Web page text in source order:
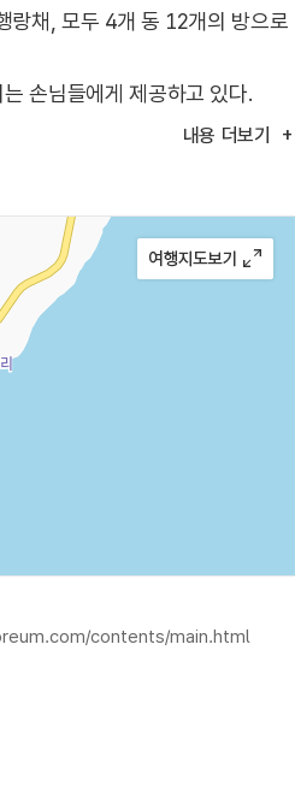
랑채, 모두 4개 동 12개의 방으로
손님들에게 제공하고 있다.
수 있고 또한 배를 직접 소유하고
내용 더보기
contents/main.html